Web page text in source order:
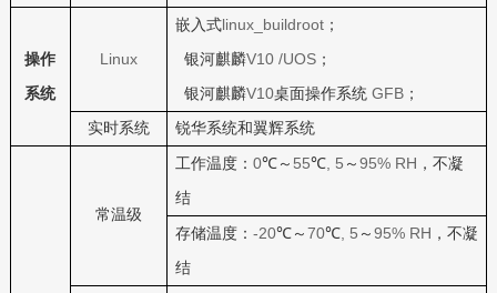
操作
系统
Linux
嵌入式linux_buildroot；
银河麒麟V10 /UOS；
银河麒麟V10桌面操作系统GFB；
实时系统 锐华系统和翼辉系统
常温级
工作温度： 0℃～ 55℃, 5 ～ 95% RH ，不凝
结
存储温度： -20℃～ 70℃, 5 ～ 95% RH ，不凝
结